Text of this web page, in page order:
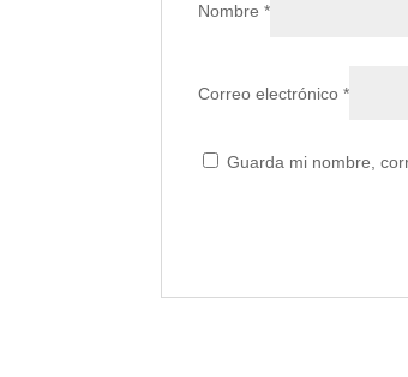
Nombre*
Correo electrónico*
Guarda mi nombre,